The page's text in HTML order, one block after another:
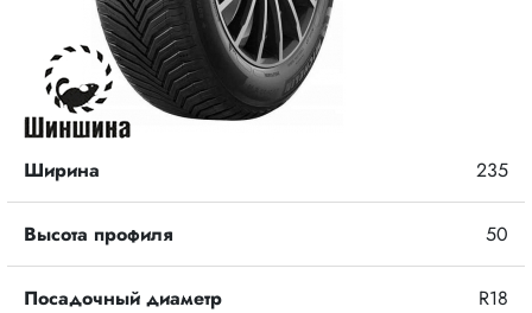
Ширина 235
Высота профиля 50
Посадочный диаметр R18